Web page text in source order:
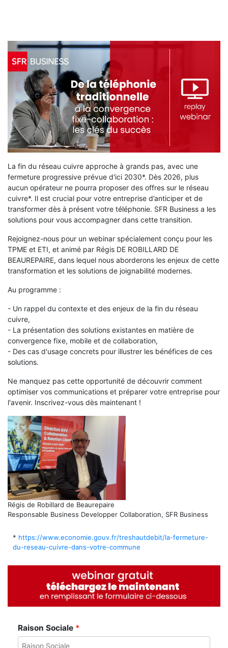
La fin du réseau cuivre approche à grands pas, avec une
fermeture progressive prévue d'ici 2030*. Dès 2026, plus
aucun opérateur ne pourra proposer des offres sur le réseau
cuivre*. Il est crucial pour votre entreprise d’anticiper et de
transformer dès à présent votre téléphonie. SFR Business a les
solutions pour vous accompagner dans cette transition.
Rejoignez-nous pour un webinar spécialement conçu pour les
TPME et ETI, et animé par Régis DE ROBILLARD DE
BEAUREPAIRE, dans lequel nous aborderons les enjeux de cette
transformation et les solutions de joignabilité modernes.
Au programme :
- Un rappel du contexte et des enjeux de la fin du réseau
cuivre,
- La présentation des solutions existantes en matière de
convergence fixe, mobile et de collaboration,
- Des cas d'usage concrets pour illustrer les bénéfices de ces
solutions.
Ne manquez pas cette opportunité de découvrir comment
optimiser vos communications et préparer votre entreprise pour
l'avenir. Inscrivez-vous dès maintenant !
Régis de Robillard de Beaurepaire
Responsable Business Developper Collaboration, SFR Business
* https://www.economie.gouv.fr/treshautdebit/la-fermeture-
du-reseau-cuivre-dans-votre-commune
Raison Sociale